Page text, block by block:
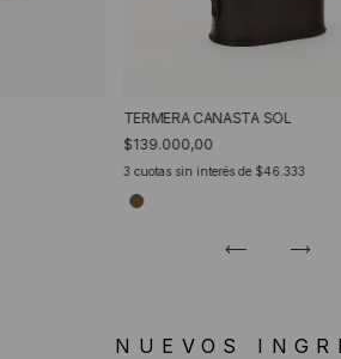
TERMERA CANASTA SOL
$139.000,00
3 cuotas sin interés de $46.333
NUEVOS